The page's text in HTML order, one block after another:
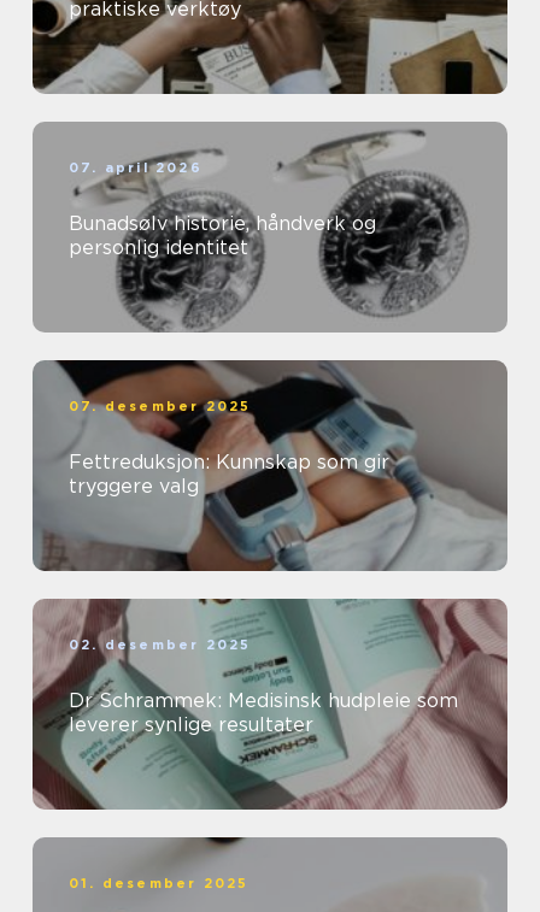
praktiske verktøy
07. april 2026
Bunadsølv historie, håndverk og
personlig identitet
07. desember 2025
Fettreduksjon: Kunnskap som gir
tryggere valg
02. desember 2025
Dr Schrammek: Medisinsk hudpleie som
leverer synlige resultater
01. desember 2025